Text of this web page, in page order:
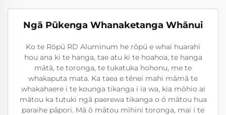
Ngā Pūkenga Whanaketanga Whānui
Ko te Rōpū RD Aluminum he rōpū e whai huarahi
hou ana ki te hanga, tae atu ki te hoahoa, te hanga
mātā, te toronga, te tukatuka hohonu, me te
whakaputa mata. Ka taea e tēnei mahi māmā te
whakahaere i te kounga tikanga i ia wa, kia mōhio ai
mātou ka tutuki ngā paerewa tikanga o ō mātou hua
paraihe pāpori. Mā ō mātou mīhini toronga, mai i te